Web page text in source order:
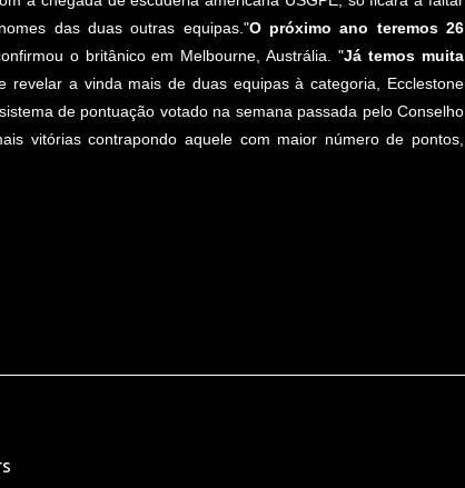
das duas outras equipas."O próximo ano teremos 26
o britânico em Melbourne, Austrália. "Já temos muita
revelar a vinda mais de duas equipas à categoria, Ecclestone
de pontuação votado na semana passada pelo Conselho
vitórias contrapondo aquele com maior número de pontos,